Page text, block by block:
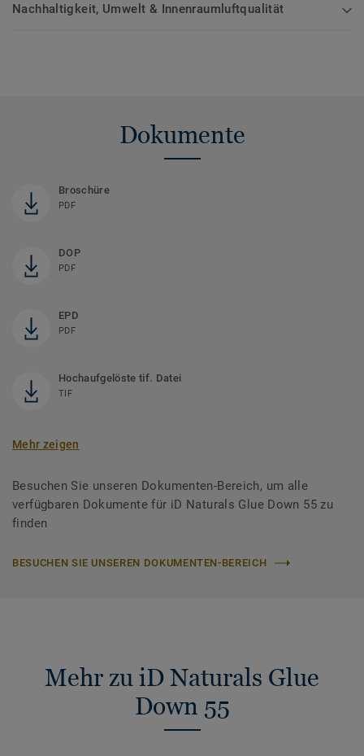
Nachhaltigkeit, Umwelt & Innenraumluftqualität
Dokumente
Broschüre
PDF
DOP
PDF
EPD
PDF
Hochaufgelöste tif. Datei
TIF
Mehr zeigen
Besuchen Sie unseren Dokumenten-Bereich, um alle
verfügbaren Dokumente für iD Naturals Glue Down 55 zu
finden
BESUCHEN SIE UNSEREN DOKUMENTEN-BEREICH
Mehr zu iD Naturals Glue
Down 55